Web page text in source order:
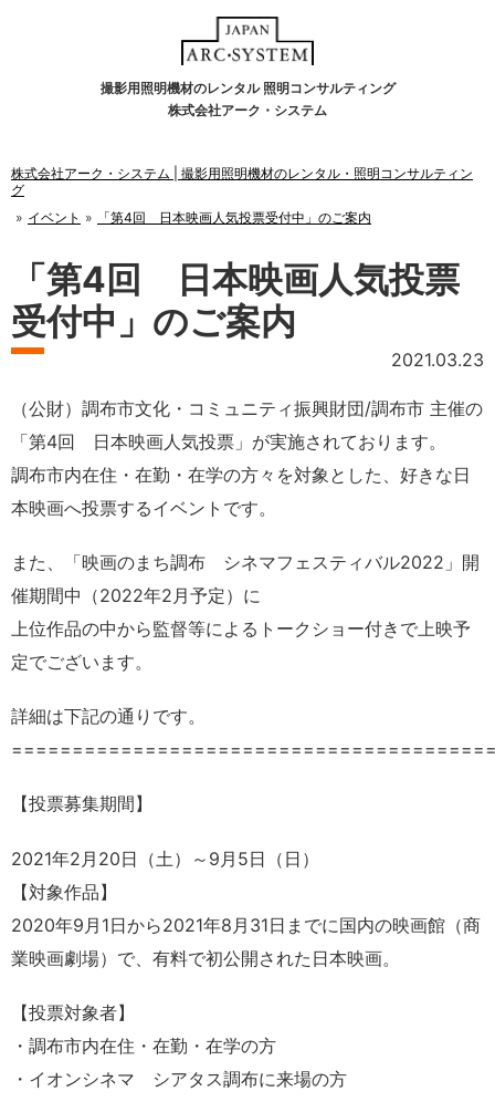
撮影用照明機材のレンタル 照明コンサルティング
株式会社アーク・システム
株式会社アーク・システム | 撮影用照明機材のレンタル・照明コンサルティン
グ
イベント
「第4回 日本映画人気投票受付中」のご案内
「第4回 日本映画人気投票
受付中」のご案内
2021.03.23
（公財）調布市文化・コミュニティ振興財団/調布市 主催の
「第4回 日本映画人気投票」が実施されております。
調布市内在住・在勤・在学の方々を対象とした、好きな日
本映画へ投票するイベントです。
また、「映画のまち調布 シネマフェスティバル2022」開
催期間中（2022年2月予定）に
上位作品の中から監督等によるトークショー付きで上映予
定でございます。
詳細は下記の通りです。
【投票募集期間】
2021年2月20日（土）～9月5日（日）
【対象作品】
2020年9月1日から2021年8月31日までに国内の映画館（商
業映画劇場）で、有料で初公開された日本映画。
【投票対象者】
・調布市内在住・在勤・在学の方
・イオンシネマ シアタス調布に来場の方